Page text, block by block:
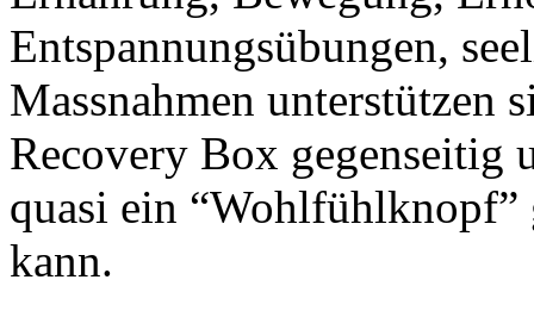
Entspannungsübungen,
Massnahmen unterstützen
Recovery Box gegenseitig
quasi ein
kann.